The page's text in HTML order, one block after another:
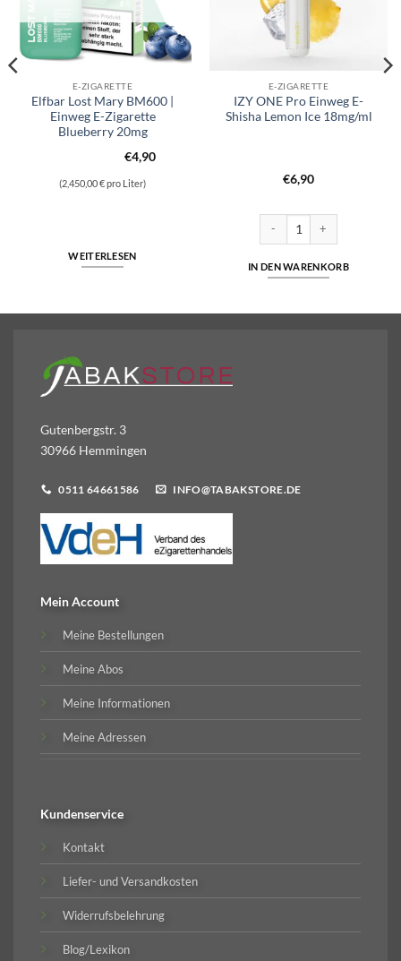
E-ZIGARETTE
Elfbar Lost Mary BM600 |
Einweg E-Zigarette
Blueberry 20mg
€4,90
(2,450,00 € pro Liter)
WEITERLESEN
E-ZIGARETTE
IZY ONE Pro Einweg E-
Shisha Lemon Ice 18mg/ml
€6,90
IN DEN WARENKORB
Gutenbergstr. 3
30966 Hemmingen
0511 64661586 INFO@TABAKSTORE.DE
Mein Account
Meine Bestellungen
Meine Abos
Meine Informationen
Meine Adressen
Kundenservice
Kontakt
Liefer- und Versandkosten
Widerrufsbelehrung
Blog/Lexikon